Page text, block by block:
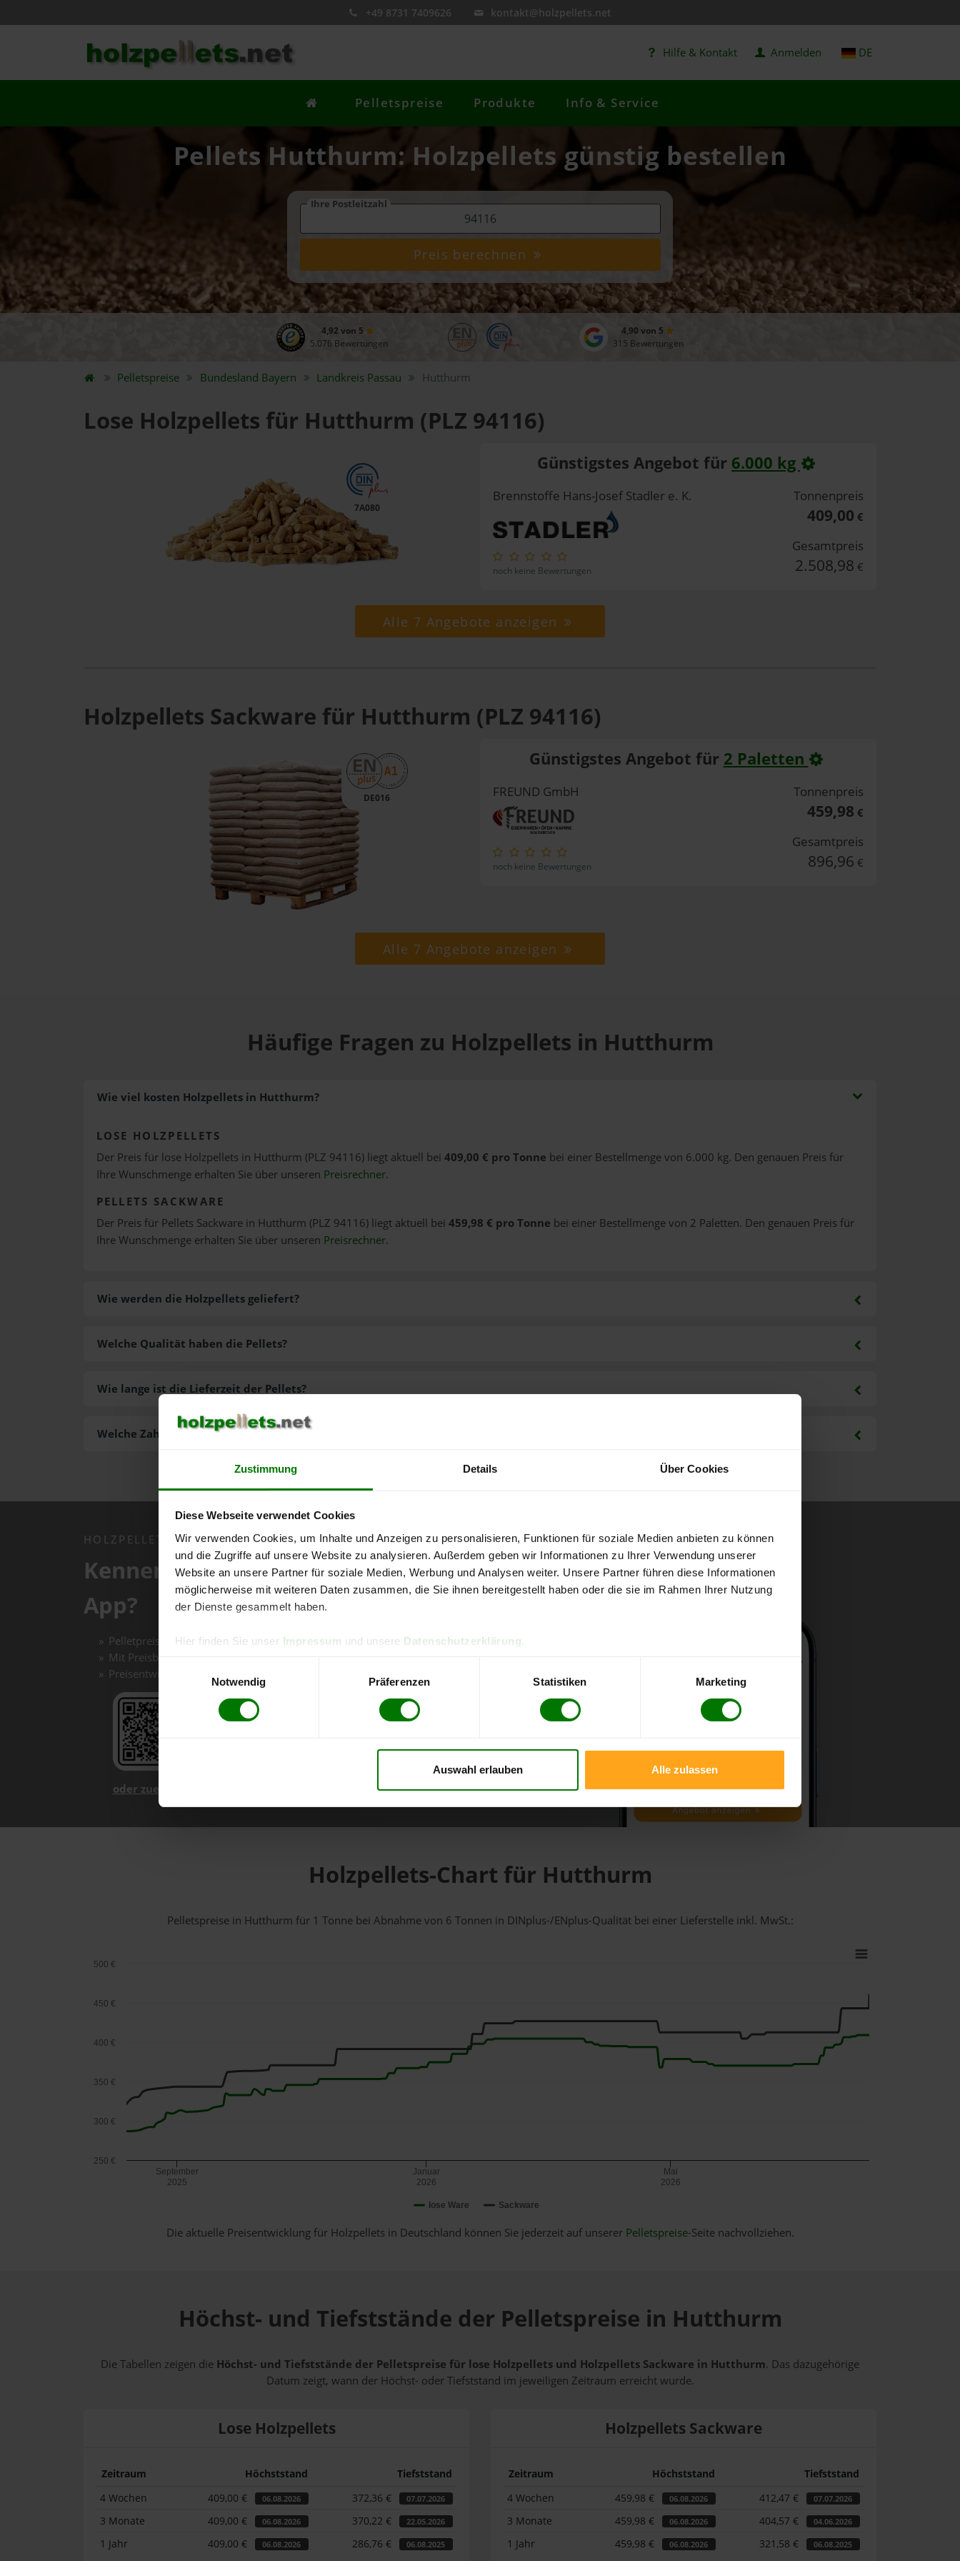
Zustimmung Details Über Cookies
Diese Webseite verwendet Cookies
Wir verwenden Cookies, um Inhalte und Anzeigen zu personalisieren, Funktionen für soziale Medien anbieten zu können
und die Zugriffe auf unsere Website zu analysieren. Außerdem geben wir Informationen zu Ihrer Verwendung unserer
Website an unsere Partner für soziale Medien, Werbung und Analysen weiter. Unsere Partner führen diese Informationen
möglicherweise mit weiteren Daten zusammen, die Sie ihnen bereitgestellt haben oder die sie im Rahmen Ihrer Nutzung
der Dienste gesammelt haben.
Hier finden Sie unser Impressum und unsere Datenschutzerklärung
Notwendig
Präferenzen Statistiken Marketing
Auswahl erlauben Alle zulassen
+49 8731 7409626 kontakt@holzpellets.net
Hilfe & Kontakt Anmelden DE
Pelletspreise Produkte Info & Service
Pellets Hutthurm: Holzpellets günstig bestellen
Ihre Postleitzahl
Preis berechnen
4,92 von 5
5.076 Bewertungen
4,90 von 5
315 Bewertungen
Pelletspreise Bundesland Bayern Landkreis Passau Hutthurm
Lose Holzpellets für Hutthurm (PLZ 94116)
7A080
Günstigstes Angebot für 6.000 kg
Brennstoffe Hans-Josef Stadler e. K.
noch keine Bewertungen
Tonnenpreis
409,00 €
Gesamtpreis
2.508,98 €
Alle 7 Angebote anzeigen
Holzpellets Sackware für Hutthurm (PLZ 94116)
DE016
Günstigstes Angebot für 2 Paletten
FREUND GmbH
noch keine Bewertungen
Tonnenpreis
459,98 €
Gesamtpreis
896,96 €
Alle 7 Angebote anzeigen
Häufige Fragen zu Holzpellets in Hutthurm
Wie viel kosten Holzpellets in Hutthurm?
LOSE HOLZPELLETS
Der Preis für lose Holzpellets in Hutthurm (PLZ 94116) liegt aktuell bei 409,00 € pro Tonne bei einer Bestellmenge von 6.000 kg. Den genauen Preis für
Ihre Wunschmenge erhalten Sie über unseren Preisrechner.
PELLETS SACKWARE
Der Preis für Pellets Sackware in Hutthurm (PLZ 94116) liegt aktuell bei 459,98 € pro Tonne bei einer Bestellmenge von 2 Paletten. Den genauen Preis für
Ihre Wunschmenge erhalten Sie über unseren Preisrechner.
Wie werden die Holzpellets geliefert?
Welche Zahlungsarten gibt es?
Welche Qualität haben die Pellets?
Wie lange ist die Lieferzeit der Pellets?
HOLZPELLETS.NET APP
Kennen Sie schon unsere kostenlose
App?
Pelletpreise mit einem Klick vergleichen und direkt online bestellen
Mit Preisbenachrichtigungen immer auf dem aktuellen Stand
Preisentwicklungen im Chart einfach nachverfolgen
oder zuerst mehr über unsere App erfahren
Holzpellets-Chart für Hutthurm
Pelletspreise in Hutthurm für 1 Tonne bei Abnahmevon 6 Tonnen in DINplus-/ENplus-Qualität bei einer Lieferstelle inkl. MwSt.:
lose Ware Sackware
September
2025
Januar
2026
Mai
2026
250 €
300 €
350 €
400 €
450 €
500 €
Die aktuelle Preisentwicklung für Holzpellets in Deutschland können Sie jederzeit auf unserer Pelletspreise-Seite nachvollziehen.
Höchst- und Tiefststände der Pelletspreise in Hutthurm
Die Tabellen zeigen die Höchst- und Tiefststände der Pelletspreise für lose Holzpellets und Holzpellets Sackware in Hutthurm. Das dazugehörige
Datum zeigt, wann der Höchst- oder Tiefststand im jeweiligen Zeitraum erreicht wurde.
Lose Holzpellets
Zeitraum Höchststand
Tiefststand
4 Wochen
409,00 € 06.08.2026 372,36 € 07.07.2026
3 Monate 409,00 € 06.08.2026 370,22 € 22.05.2026
1 Jahr 409,00 € 06.08.2026 286,76 € 06.08.2025
Holzpellets Sackware
Zeitraum Höchststand
Tiefststand
4 Wochen
459,98 € 06.08.2026 412,47 € 07.07.2026
3 Monate 459,98 € 06.08.2026 404,57 € 04.06.2026
1 Jahr 459,98 € 06.08.2026 321,58 € 06.08.2025